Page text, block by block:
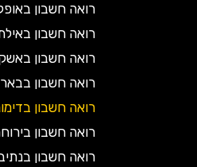
רואה חשבון באופקים
רואה חשבון באילת
רואה חשבון באשקלון
רואה חשבון בבאר שבע
רואה חשבון בדימונה
רואה חשבון בירוחם
רואה חשבון בנתיבות